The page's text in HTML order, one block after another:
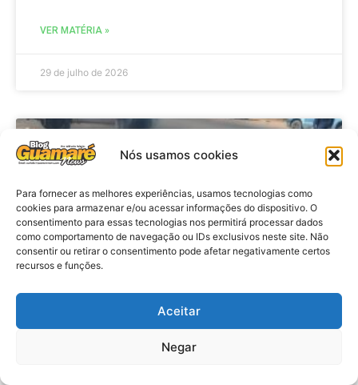
Nós usamos cookies
Para fornecer as melhores experiências, usamos tecnologias como
cookies para armazenar e/ou acessar informações do dispositivo. O
consentimento para essas tecnologias nos permitirá processar dados
como comportamento de navegação ou IDs exclusivos neste site. Não
consentir ou retirar o consentimento pode afetar negativamente certos
recursos e funções.
Aceitar
Negar
VER MATÉRIA »
29 de julho de 2026
Acidente: A caminho do trabalho
professora se envolve em